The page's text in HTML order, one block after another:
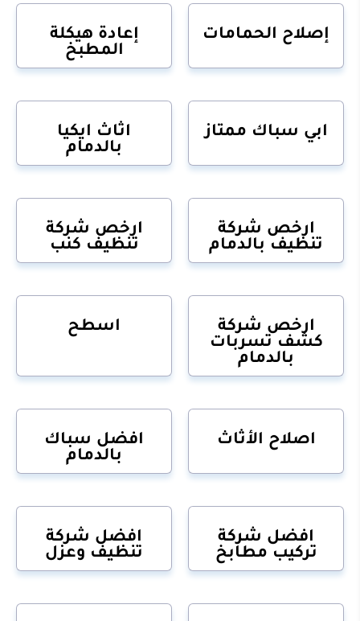
إصلاح الحمامات
إعادة هيكلة
المطبخ
ابي سباك ممتاز
اثاث ايكيا
بالدمام
ارخص شركة
تنظيف بالدمام
ارخص شركة
تنظيف كنب
ارخص شركة
كشف تسربات
بالدمام
اسطح
اصلاح الأثاث
افضل سباك
بالدمام
افضل شركة
تركيب مطابخ
افضل شركة
تنظيف وعزل